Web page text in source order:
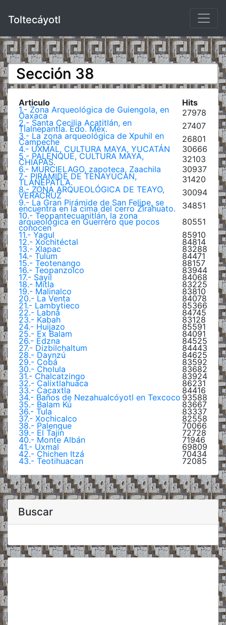
Toltecáyotl
Sección 38
Articulo Hits
1.- Zona Arqueológica de Guiengola, en
Oaxaca
27978
2.- Santa Cecilia Acatitlán, en
Tlalnepantla. Edo. Méx.
27407
3.- La zona arqueológica de Xpuhil en
Campeche
26801
4.- UXMAL, CULTURA MAYA, YUCATÁN
30666
5.- PALENQUE, CULTURA MAYA,
CHIAPAS.
32103
6.- MURCIELAGO, zapoteca, Zaachila
30937
7.- PIRÁMIDE DE TENAYUCAN,
TLANEPATLA.
31420
8.- ZONA ARQUEOLÓGICA DE TEAYO,
VERACRUZ
30094
9.- La Gran Pirámide de San Felipe, se
encuentra en la cima del cerro Zirahuato.
34851
10.- Teopantecuanitlán, la zona
arqueológica en Guerrero que pocos
conocen
80551
11.- Yagul
85910
12.- Xochitéctal 84814
13.- Xlapac 83288
14.- Tulum 84471
15.- Teotenango 88157
16.- Teopanzolco 83944
17.- Sayil 84068
18.- Mitla 83225
19.- Malinalco 83810
20.- La Venta 84078
21.- Lambytieco 85366
22.- Labná 84745
23.- Kabah 83128
24.- Huijazo 85591
25.- Ex Balam 84091
26.- Edzna 84525
27.- Dizbilchaltum 84443
28.- Daynzú 84625
29.- Cobá 83592
30.- Cholula 83682
31.- Chalcatzingo 83924
32.- Calixtlahuaca 86231
33.- Cacaxtla 84416
34.- Baños de Nezahualcóyotl en Texcoco 93588
35.- Balam Kú 83667
36.- Tula 83337
37.- Xochicalco 82558
38.- Palenque 70066
39.- El Tajín 72728
40.- Monte Albán 71946
41.- Uxmal 69809
42.- Chichen Itzá 70434
43.- Teotihuacan 72085
Buscar